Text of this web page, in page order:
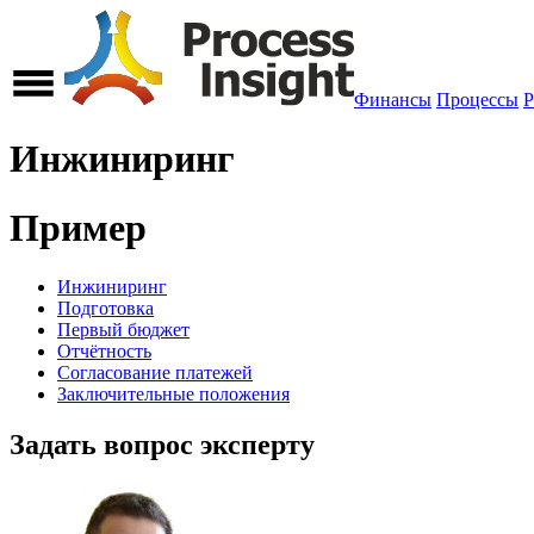
Финансы Процессы
Инжиниринг
Пример
Инжиниринг
Подготовка
Первый бюджет
Отчётность
Согласование платежей
Заключительные положения
Задать вопрос эксперту